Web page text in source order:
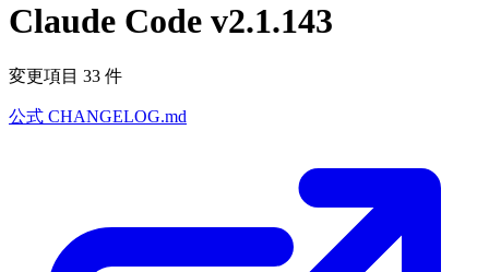
Claude Code v2.1.143
変更項目 33 件
公式 CHANGELOG.md